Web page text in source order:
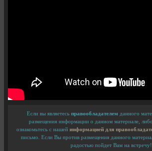
Если вы являетесь правообладателем данного
размещения информации о данном материале,
ознакомьтесь с нашей информацией для
письмо. Если Вы против размещения данного
радостью пойдет Вам на встречу!